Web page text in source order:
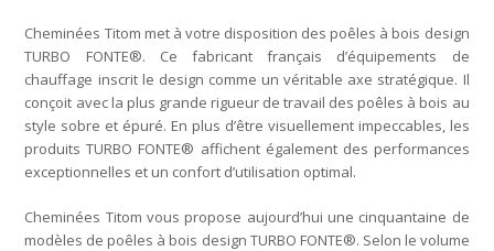
Cheminées Titom met à votre disposition des poêles à bois design
TURBO FONTE®. Ce fabricant français d’équipements de
chauffage inscrit le design comme un véritable axe stratégique. Il
conçoit avec la plus grande rigueur de travail des poêles à bois au
style sobre et épuré. En plus d’être visuellement impeccables, les
produits TURBO FONTE® affichent également des performances
exceptionnelles et un confort d’utilisation optimal.
Cheminées Titom vous propose aujourd’hui une cinquantaine de
modèles de poêles à bois design TURBO FONTE®. Selon le volume